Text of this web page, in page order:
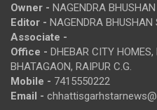
Owner - NAGENDRA
Editor - NAGENDRA BHUSHAN
Associate -
Office - DHEBAR CITY
BHATAGAON, RAIPUR C.G.
Mobile - 7415550222
Email -